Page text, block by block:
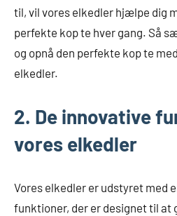
til, vil vores elkedler hjælpe dig
perfekte kop te hver gang. Så
og opnå den perfekte kop te
elkedler.
2. De innovative
vores elkedler
Vores elkedler er udstyret med
funktioner, der er designet til at